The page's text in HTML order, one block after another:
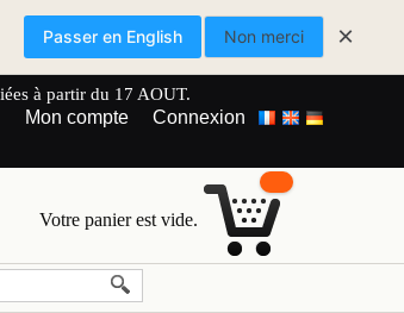
Passer en English Non merci ×
à partir du 17 AOUT.
Mon compte
Connexion
Votre panier est vide.